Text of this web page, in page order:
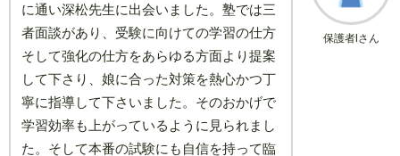
保護者Iさん
に通い深松先生に出会いました。塾では三
者面談があり、受験に向けての学習の仕方
そして強化の仕方をあらゆる方面より提案
して下さり、娘に合った対策を熱心かつ丁
寧に指導して下さいました。そのおかげで
学習効率も上がっているように見られまし
た。そして本番の試験にも自信を持って臨